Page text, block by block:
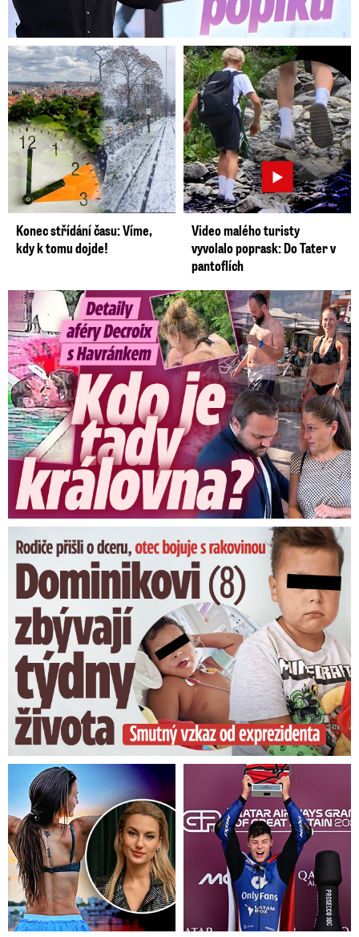
Konec střídání času: Víme,
kdy k tomu dojde!
Video malého turisty
vyvolalo poprask: Do Tater v
pantoflích
Detaily aféry Decroix s Havránkem: Kdo je tady královna?
Dominikovi (8) zbývají týdny života: Vzkaz od exprezidenta